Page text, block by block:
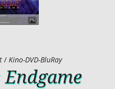
/ Kino-DVD-BluRay